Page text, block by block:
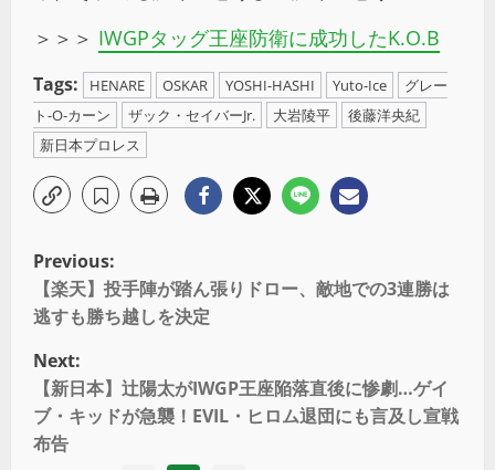
＞＞＞ IWGPタッグ王座防衛に成功したK.O.B
Tags: HENARE OSKAR YOSHI-HASHI Yuto-Ice
グレー
ト-O-カーン
ザック・セイバーJr. 大岩陵平
後藤洋央紀
新日本プロレス
Previous:
【楽天】投手陣が踏ん張りドロー、敵地での3連勝は
逃すも勝ち越しを決定
Next:
【新日本】辻陽太がIWGP王座陥落直後に惨劇…ゲイ
ブ・キッドが急襲！EVIL・ヒロム退団にも言及し宣戦
布告